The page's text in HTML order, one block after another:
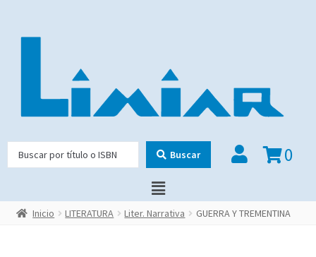
Buscar 0
Inicio LITERATURA Liter. Narrativa GUERRA Y TREMENTINA